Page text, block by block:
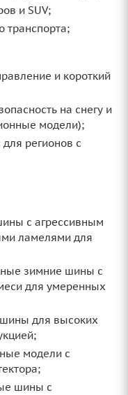
и SUV;
транспорта;
и короткий
на снегу и
модели);
регионов с
с агрессивным
ламелями для
зимние шины с
для умеренных
для высоких
модели с
шины с